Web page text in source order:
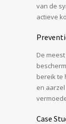
van de
actieve
De
bereik te
en
Case